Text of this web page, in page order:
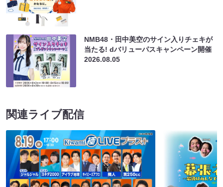
NMB48・田中美空のサイン入りチェキが
当たる! dバリューパスキャンペーン開催
2026.08.05
関連ライブ配信